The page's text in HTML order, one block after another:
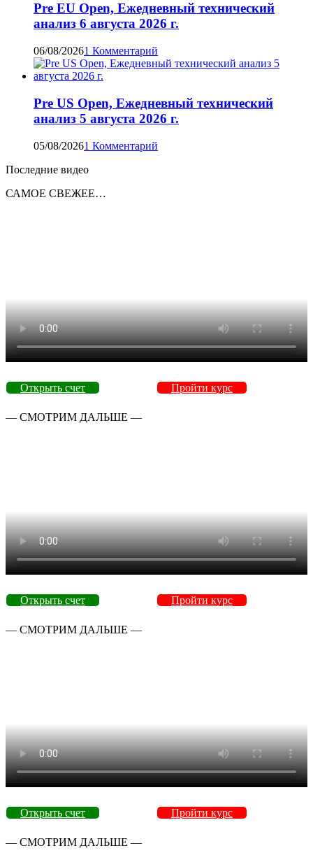
Pre EU Open, Ежедневный технический
анализ 6 августа 2026 г.
06/08/20261 Комментарий
Pre US Open, Ежедневный технический
анализ 5 августа 2026 г.
05/08/20261 Комментарий
Последние видео
САМОЕ СВЕЖЕЕ…
Открыть счет Пройти курс
— СМОТРИМ ДАЛЬШЕ —
Открыть счет Пройти курс
— СМОТРИМ ДАЛЬШЕ —
Открыть счет Пройти курс
— СМОТРИМ ДАЛЬШЕ —